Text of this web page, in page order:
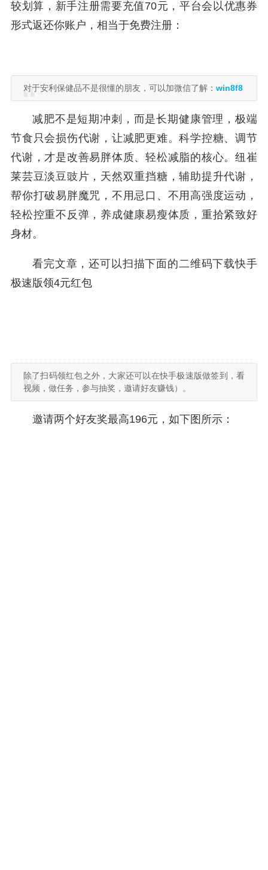
较划算，新手注册需要充值70元，平台会以优惠券
形式返还你账户，相当于免费注册：
对于安利保健品不是很懂的朋友，可以加微信了解： win8f8
减肥不是短期冲刺，而是长期健康管理，极端
节食只会损伤代谢，让减肥更难。科学控糖、调节
代谢，才是改善易胖体质、轻松减脂的核心。纽崔
莱芸豆淡豆豉片，天然双重挡糖，辅助提升代谢，
帮你打破易胖魔咒，不用忌口、不用高强度运动，
轻松控重不反弹，养成健康易瘦体质，重拾紧致好
身材。
看完文章，还可以扫描下面的二维码下载快手
极速版领4元红包
除了扫码领红包之外，大家还可以在快手极速版做签到，看
视频，做任务，参与抽奖，邀请好友赚钱）。
邀请两个好友奖最高196元，如下图所示：